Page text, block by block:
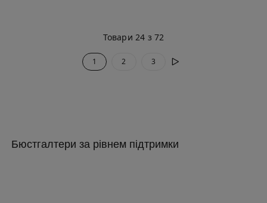
Товари 24 з 72
1 2 3
Бюстгалтери за рівнем підтримки